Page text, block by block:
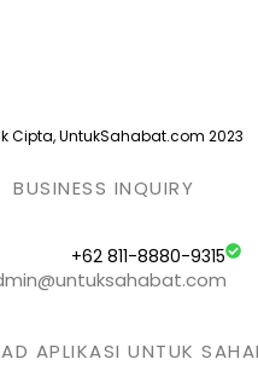
Cipta, UntukSahabat.com 2023
BUSINESS INQUIRY
+62 811-8880-9315
APLIKASI UNTUK